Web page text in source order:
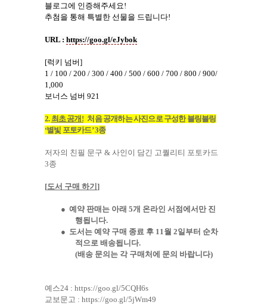
블로그에 인증해주세요!
추첨을 통해 특별한 선물을 드립니다!
URL : https://goo.gl/eJybok
[럭키 넘버]
1 / 100 / 200 / 300 / 400 / 500 / 600 / 700 / 800 / 900/
1,000
보너스 넘버 921
2. 최초 공개 ! 처음 공개하는사진으로 구성한블링블링
‘별빛 포토카드’ 3종
저자의 친필 문구 & 사인이 담긴 고퀄리티 포토카드
3종
[도서 구매 하기 ]
● 예약 판매는 아래 5개 온라인 서점에서만 진
행됩니다.
● 도서는 예약 구매 종료 후11월 2일부터 순차
적으로 배송됩니다.
(배송 문의는 각 구매처에 문의 바랍니다)
예스24 : https://goo.gl/5CQH6s
교보문고 : https://goo.gl/5jWm49